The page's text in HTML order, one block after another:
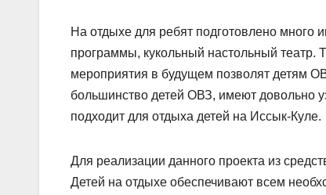
На отдыхе для ребят подготовлено много
программы, кукольный настольный театр.
мероприятия в будущем позволят детям
большинство детей ОВЗ, имеют довольно
подходит для отдыха детей на Иссык-Куле.
Для реализации данного проекта из
Детей на отдыхе обеспечивают всем